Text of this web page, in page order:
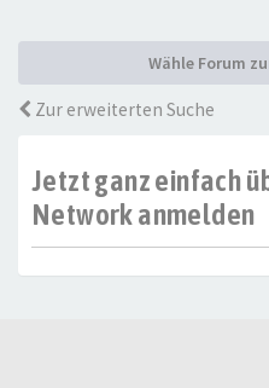
Wähle Forum
Zur erweiterten Suche
Jetzt ganz einfach
Network anmelden